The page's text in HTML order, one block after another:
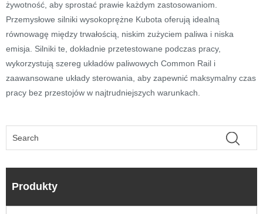
żywotność, aby sprostać prawie każdym zastosowaniom.
Przemysłowe silniki wysokoprężne Kubota oferują idealną
równowagę między trwałością, niskim zużyciem paliwa i niska
emisja. Silniki te, dokładnie przetestowane podczas pracy,
wykorzystują szereg układów paliwowych Common Rail i
zaawansowane układy sterowania, aby zapewnić maksymalny czas
pracy bez przestojów w najtrudniejszych warunkach.
Produkty